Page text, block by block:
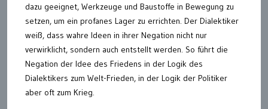
dazu geeignet, Werkzeuge und Baustoffe in Bewegung zu
setzen, um ein profanes Lager zu errichten. Der Dialektiker
weiß, dass wahre Ideen in ihrer Negation nicht nur
verwirklicht, sondern auch entstellt werden. So führt die
Negation der Idee des Friedens in der Logik des
Dialektikers zum Welt-Frieden, in der Logik der Politiker
aber oft zum Krieg.